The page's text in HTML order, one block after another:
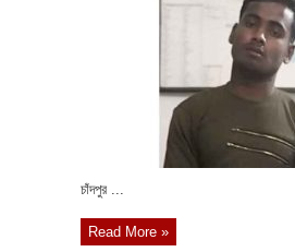
চাঁদপুর ...
Read More »